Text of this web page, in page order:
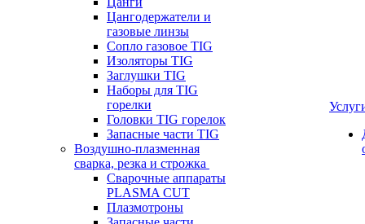
Цангодержатели и
газовые линзы
Сопло газовое TIG
Изоляторы TIG
Заглушки TIG
Наборы для TIG
горелки
Головки TIG горелок
Запасные части TIG
Воздушно-плазменная
сварка, резка и строжка
Сварочные аппараты
PLASMA CUT
Плазмотроны